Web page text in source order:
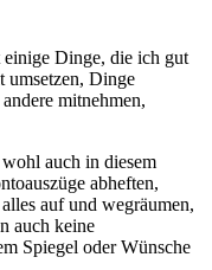
Dinge, die ich gut
umsetzen, Dinge
mitnehmen,
auch in diesem
abheften,
auf und wegräumen,
auch keine
Spiegel oder Wünsche